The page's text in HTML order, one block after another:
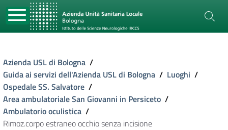
Azienda USL di Bologna /
Guida ai servizi dell'Azienda USL di Bologna / Luoghi /
Ospedale SS. Salvatore /
Area ambulatoriale San Giovanni in Persiceto /
Ambulatorio oculistica /
Rimoz.corpo estraneo occhio senza incisione